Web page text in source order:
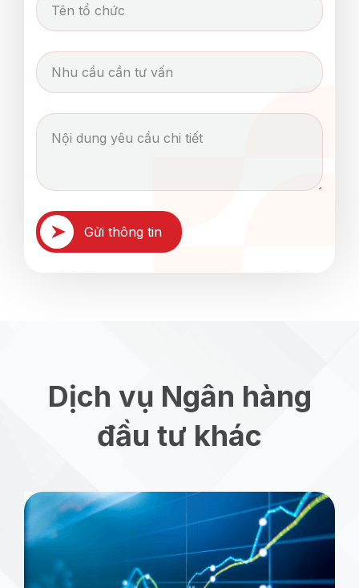
Dịch vụ Ngân hàng
đầu tư khác